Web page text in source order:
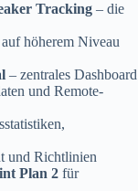
Tracking – die
auf höherem Niveau
– zentrales Dashboard
und Remote-
und Richtlinien
Plan 2 für